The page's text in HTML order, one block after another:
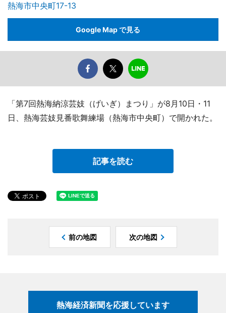
熱海市中央町17-13
Google Map で見る
「第7回熱海納涼芸妓（げいぎ）まつり」が8月10日・11
日、熱海芸妓見番歌舞練場（熱海市中央町）で開かれた。
記事を読む
前の地図 次の地図
熱海経済新聞を応援しています